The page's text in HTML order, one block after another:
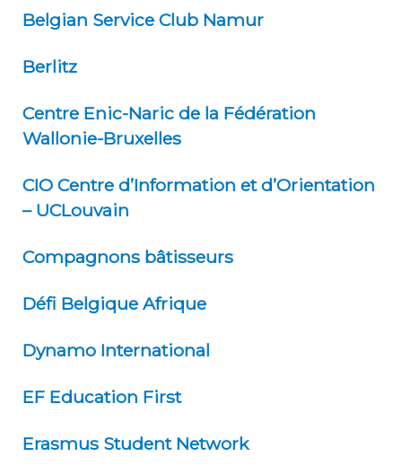
Belgian Service Club Namur
Berlitz
Centre Enic-Naric de la Fédération
Wallonie-Bruxelles
CIO Centre d’Information et d’Orientation
– UCLouvain
Compagnons bâtisseurs
Défi Belgique Afrique
Dynamo International
EF Education First
Erasmus Student Network